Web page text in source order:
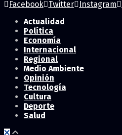
Facebook Twitter Instagram
Actualidad
Política
Economía
Internacional
Regional
Medio Ambiente
Opinión
Tecnología
Cultura
Deporte
Salud